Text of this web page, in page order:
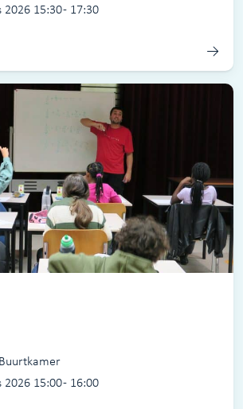
2026 15:30 - 17:30
2026 15:00 - 16:00